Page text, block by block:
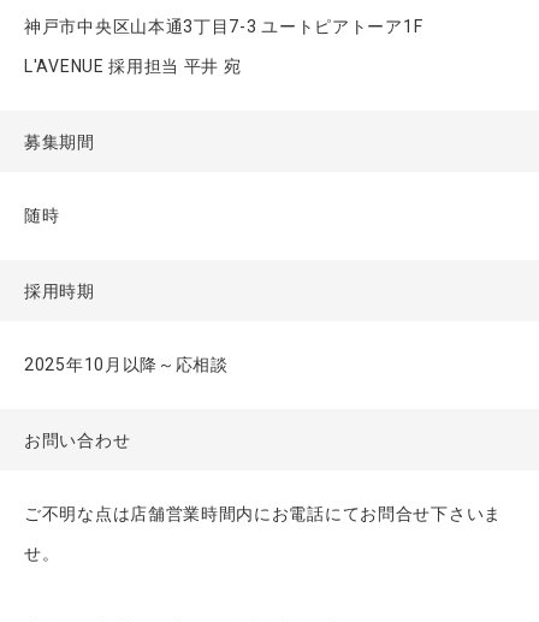
神戸市中央区山本通3丁目7-3 ユートピアトーア1F
L'AVENUE 採用担当 平井 宛
募集期間
随時
採用時期
2025年10月以降～応相談
お問い合わせ
ご不明な点は店舗営業時間内にお電話にてお問合せ下さいま
せ。